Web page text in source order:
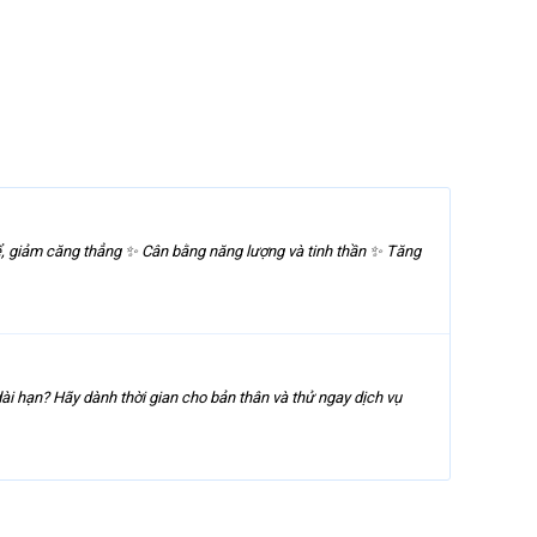
căng thẳng ✨ Cân bằng năng lượng và tinh thần ✨ Tăng
hạn? Hãy dành thời gian cho bản thân và thử ngay dịch vụ